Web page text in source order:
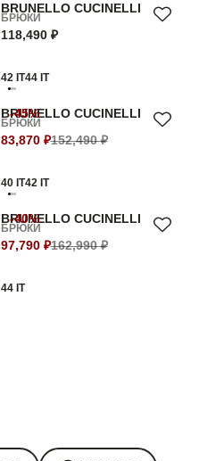
BRUNELLO CUCINELLI
БРЮКИ
118,490 ₽
42 IT44 IT
-45%
BRUNELLO CUCINELLI
БРЮКИ
83,870 ₽152,490 ₽
40 IT42 IT
-40%
BRUNELLO CUCINELLI
БРЮКИ
97,790 ₽162,990 ₽
44 IT